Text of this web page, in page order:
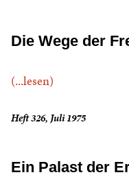
Die Wege der
(...lesen)
Heft 326, Juli 1975
Ein Palast der